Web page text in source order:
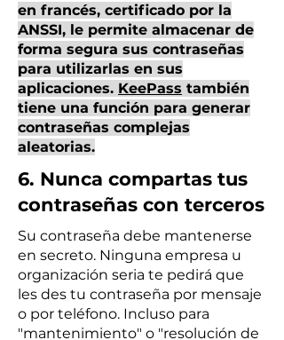
en francés, certificado por la
ANSSI, le permite almacenar de
forma segura sus contraseñas
para utilizarlas en sus
aplicaciones. KeePass también
tiene una función para generar
contraseñas complejas
aleatorias.
6. Nunca compartas tus
contraseñas con terceros
Su contraseña debe mantenerse
en secreto. Ninguna empresa u
organización seria te pedirá que
les des tu contraseña por mensaje
o por teléfono. Incluso para
"mantenimiento" o "resolución de